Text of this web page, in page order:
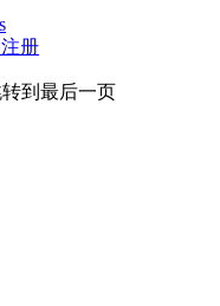
册
到最后一页